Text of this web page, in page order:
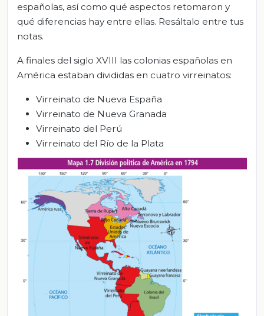
españolas, así como qué aspectos retomaron y
qué diferencias hay entre ellas. Resáltalo entre tus
notas.
A finales del siglo XVIII las colonias españolas en
América estaban divididas en cuatro virreinatos:
Virreinato de Nueva España
Virreinato de Nueva Granada
Virreinato del Perú
Virreinato del Río de la Plata